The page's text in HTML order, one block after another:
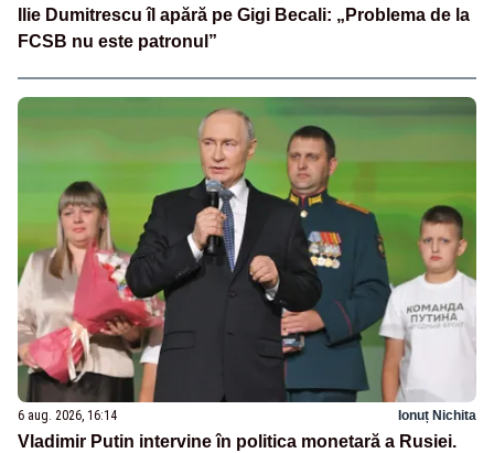
Ilie Dumitrescu îl apără pe Gigi Becali: „Problema de la
FCSB nu este patronul”
6 aug. 2026, 16:14 Ionuț Nichita
Vladimir Putin intervine în politica monetară a Rusiei.